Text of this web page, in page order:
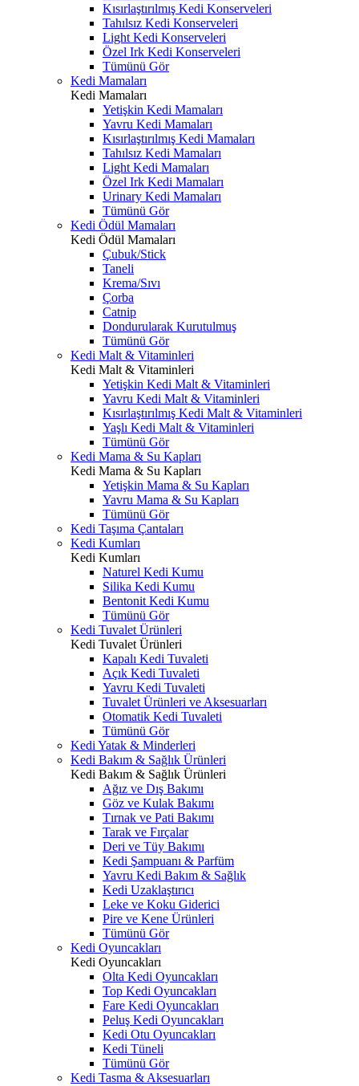
Kısırlaştırılmış Kedi Konserveleri
Tahılsız Kedi Konserveleri
Light Kedi Konserveleri
Özel Irk Kedi Konserveleri
Tümünü Gör
Kedi Mamaları
Kedi Mamaları
Yetişkin Kedi Mamaları
Yavru Kedi Mamaları
Kısırlaştırılmış Kedi Mamaları
Tahılsız Kedi Mamaları
Light Kedi Mamaları
Özel Irk Kedi Mamaları
Urinary Kedi Mamaları
Tümünü Gör
Kedi Ödül Mamaları
Kedi Ödül Mamaları
Çubuk/Stick
Taneli
Krema/Sıvı
Çorba
Catnip
Dondurularak Kurutulmuş
Tümünü Gör
Kedi Malt & Vitaminleri
Kedi Malt & Vitaminleri
Yetişkin Kedi Malt & Vitaminleri
Yavru Kedi Malt & Vitaminleri
Kısırlaştırılmış Kedi Malt & Vitaminleri
Yaşlı Kedi Malt & Vitaminleri
Tümünü Gör
Kedi Mama & Su Kapları
Kedi Mama & Su Kapları
Yetişkin Mama & Su Kapları
Yavru Mama & Su Kapları
Tümünü Gör
Kedi Taşıma Çantaları
Kedi Kumları
Kedi Kumları
Naturel Kedi Kumu
Silika Kedi Kumu
Bentonit Kedi Kumu
Tümünü Gör
Kedi Tuvalet Ürünleri
Kedi Tuvalet Ürünleri
Kapalı Kedi Tuvaleti
Açık Kedi Tuvaleti
Yavru Kedi Tuvaleti
Tuvalet Ürünleri ve Aksesuarları
Otomatik Kedi Tuvaleti
Tümünü Gör
Kedi Yatak & Minderleri
Kedi Bakım & Sağlık Ürünleri
Kedi Bakım & Sağlık Ürünleri
Ağız ve Dış Bakımı
Göz ve Kulak Bakımı
Tırnak ve Pati Bakımı
Tarak ve Fırçalar
Deri ve Tüy Bakımı
Kedi Şampuanı & Parfüm
Yavru Kedi Bakım & Sağlık
Kedi Uzaklaştırıcı
Leke ve Koku Giderici
Pire ve Kene Ürünleri
Tümünü Gör
Kedi Oyuncakları
Kedi Oyuncakları
Olta Kedi Oyuncakları
Top Kedi Oyuncakları
Fare Kedi Oyuncakları
Peluş Kedi Oyuncakları
Kedi Otu Oyuncakları
Kedi Tüneli
Tümünü Gör
Kedi Tasma & Aksesuarları